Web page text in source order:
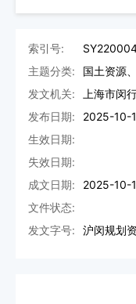
索引号:
主题分类:
国土资源
发文机关:
上海市闵
发布日期:
2025-10-
生效日期:
失效日期:
成文日期:
2025-10-
文件状态:
发文字号:
沪闵规划